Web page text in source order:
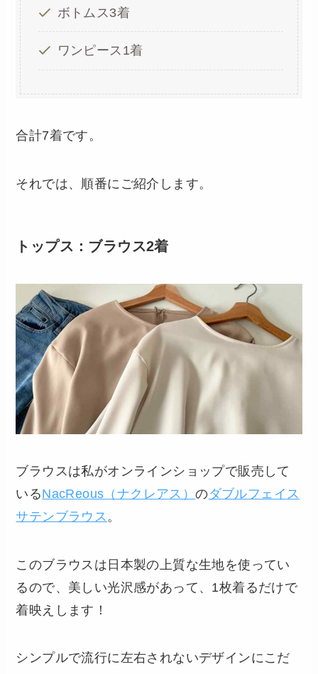
ボトムス3着
ワンピース1着
合計7着です。
それでは、順番にご紹介します。
トップス：ブラウス2着
ブラウスは私がオンラインショップで販売して
いるNacReous（ナクレアス）のダブルフェイス
サテンブラウス 。
このブラウスは日本製の上質な生地を使ってい
るので、美しい光沢感があって、1枚着るだけで
着映えします！
シンプルで流行に左右されないデザインにこだ